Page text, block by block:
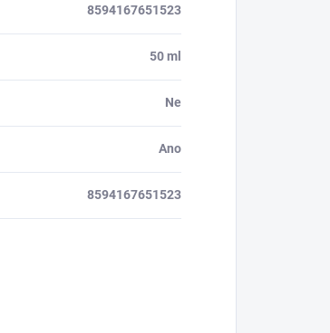
8594167651523
50 ml
Ne
Ano
8594167651523